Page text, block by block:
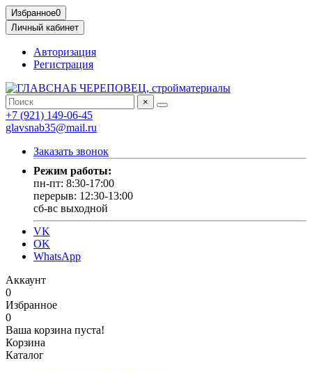
Избранное0
Личный кабинет
Авторизация
Регистрация
×
+7 (921) 149-06-45
glavsnab35@mail.ru
Заказать звонок
Режим работы:
пн-пт: 8:30-17:00
перерыв: 12:30-13:00
сб-вс выходной
VK
OK
WhatsApp
Аккаунт
0
Избранное
0
Ваша корзина пуста!
Корзина
Каталог